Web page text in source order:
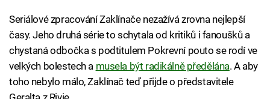
Seriálové zpracování Zaklínače nezažívá zrovna nejlepší
časy. Jeho druhá série to schytala od kritiků i fanoušků a
chystaná odbočka s podtitulem Pokrevní pouto se rodí ve
velkých bolestech a musela být radikálně předělána. A aby
toho nebylo málo, Zaklínač teď přijde o představitele